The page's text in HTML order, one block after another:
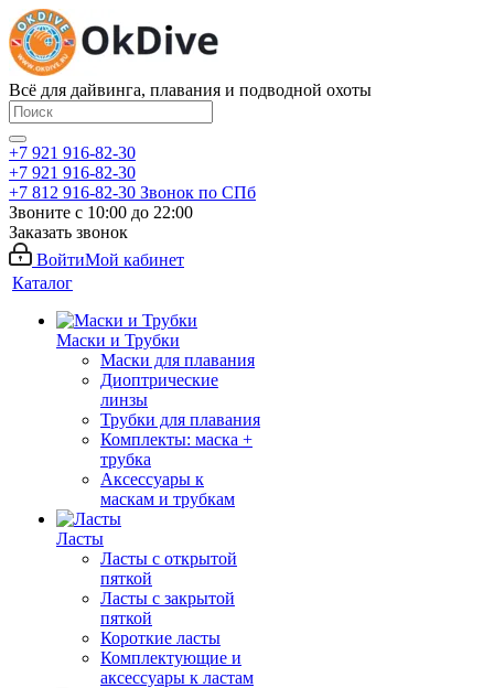
Всё для дайвинга, плавания и подводной охоты
+7 921 916-82-30
+7 921 916-82-30
+7 812 916-82-30 Звонок по СПб
Звоните с 10:00 до 22:00
Заказать звонок
ВойтиМой кабинет
Каталог
Маски и Трубки
Маски для плавания
Диоптрические
линзы
Трубки для плавания
Комплекты: маска +
трубка
Аксессуары к
маскам и трубкам
Ласты
Ласты с открытой
пяткой
Ласты с закрытой
пяткой
Короткие ласты
Комплектующие и
аксессуары к ластам